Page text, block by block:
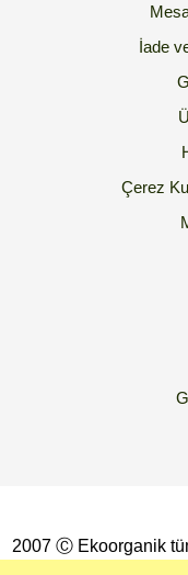
İade
Çerez
2007 Ⓒ Ekoorganik
İzinsiz